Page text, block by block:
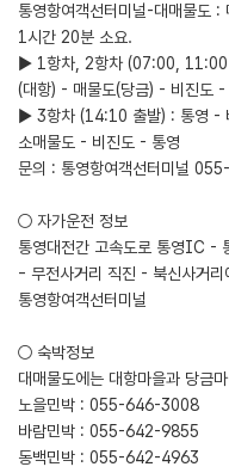
통영항여객선터미널-대매물
1시간 20분 소요.
▶ 1항차, 2항차 (07:00, 11:00
(대항) - 매물도(당금) - 비진도 -
▶ 3항차 (14:10 출발) : 통영 -
소매물도 - 비진도 - 통영
문의 : 통영항여객선터미널
○ 자가운전 정보
통영대전간 고속도로 통영IC -
- 무전사거리 직진 - 북신사거
통영항여객선터미널
○ 숙박정보
대매물도에는 대항마을과 당금
노을민박 : 055-646-3008
바람민박 : 055-642-9855
동백민박 : 055-642-4963